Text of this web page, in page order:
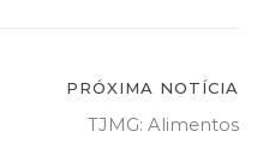
PRÓXIMA NOTÍCIA
TJMG: Alimentos